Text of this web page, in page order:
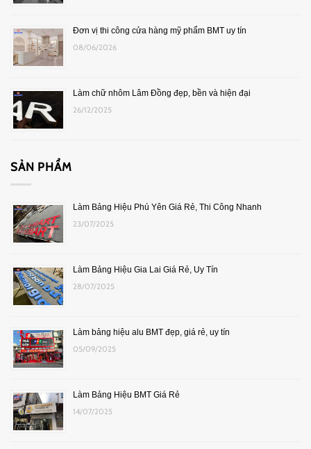
Đơn vị thi công cửa hàng mỹ phẩm BMT uy tín
08/06/2026
Làm chữ nhôm Lâm Đồng đẹp, bền và hiện đại
26/12/2025
SẢN PHẨM
Làm Bảng Hiệu Phú Yên Giá Rẻ, Thi Công Nhanh
23/07/2025
Làm Bảng Hiệu Gia Lai Giá Rẻ, Uy Tín
28/07/2025
Làm bảng hiệu alu BMT đẹp, giá rẻ, uy tín
05/09/2025
Làm Bảng Hiệu BMT Giá Rẻ
14/07/2025